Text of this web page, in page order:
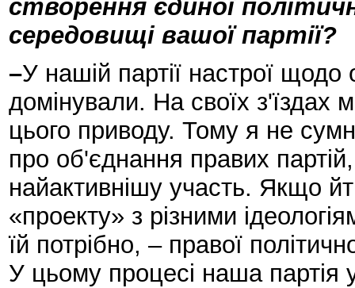
створення єдиної
середовищі вашої партії?
–У нашій партії настрої
домінували. На своїх з'їздах
цього приводу. Тому я не
про об'єднання правих
найактивнішу участь. Якщо
«проекту» з різними
їй потрібно, – правої
У цьому процесі наша партія